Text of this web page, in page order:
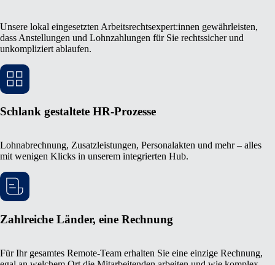
Unsere lokal eingesetzten Arbeitsrechtsexpert:innen gewährleisten,
dass Anstellungen und Lohnzahlungen für Sie rechtssicher und
unkompliziert ablaufen.
Schlank gestaltete HR-Prozesse
Lohnabrechnung, Zusatzleistungen, Personalakten und mehr – alles
mit wenigen Klicks in unserem integrierten Hub.
Zahlreiche Länder, eine Rechnung
Für Ihr gesamtes Remote-Team erhalten Sie eine einzige Rechnung,